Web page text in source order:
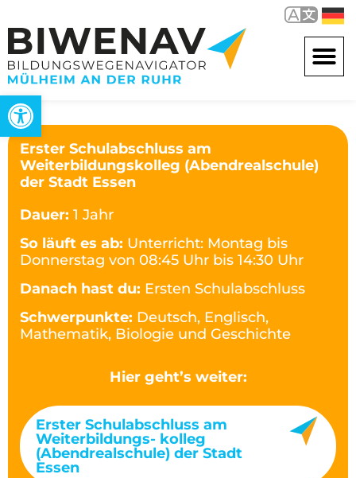
Open toolbar
Erster Schulabschluss am
Weiterbildungskolleg (Abendrealschule)
der Stadt Essen
Dauer: 1 Jahr
So läuft es ab: Unterricht: Montag bis
Donnerstag von 08:45 Uhr bis 14:30 Uhr
Danach hast du: Ersten Schulabschluss
Schwerpunkte: Deutsch, Englisch,
Mathematik, Biologie und Geschichte
Hier geht’s weiter:
Erster Schulabschluss am
Weiterbildungs- kolleg
(Abendrealschule) der Stadt
Essen